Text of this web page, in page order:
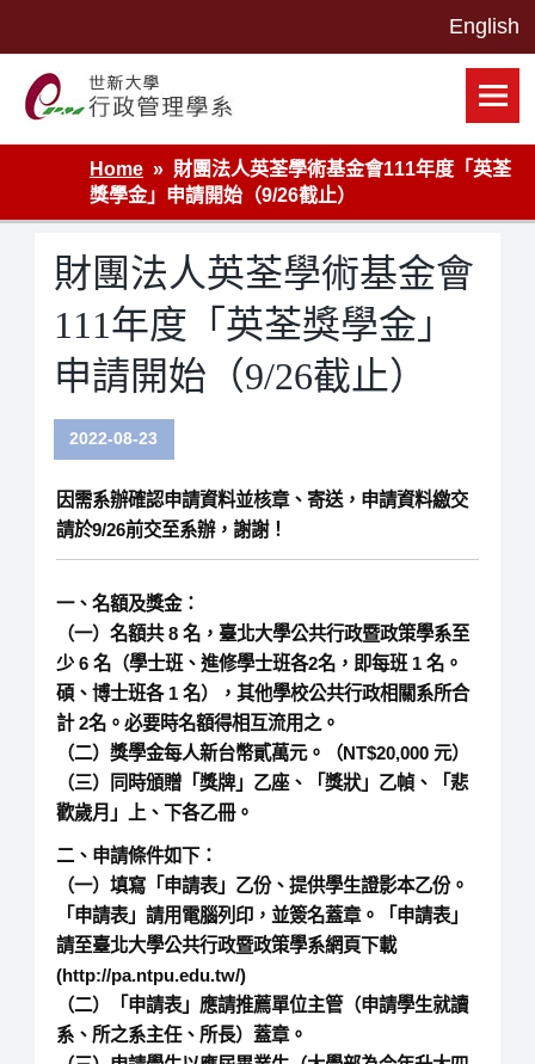
世新大學行政管理學系網站
Home
財團法人英荃學術基金會111年度「英荃
獎學金」申請開始（9/26截止）
財團法人英荃學術基金會
111年度「英荃獎學金」
申請開始（9/26截止）
2022-08-23
因需系辦確認申請資料並核章、寄送，申請資料繳交
請於9/26前交至系辦，謝謝！
一、名額及獎金：
（一）名額共 8 名，臺北大學公共行政暨政策學系至
少 6 名（學士班、進修學士班各2名，即每班 1 名。
碩、博士班各 1 名），其他學校公共行政相關系所合
計 2名。必要時名額得相互流用之。
（二）獎學金每人新台幣貳萬元。（NT$20,000 元）
（三）同時頒贈「獎牌」乙座、「獎狀」乙幀、「悲
歡歲月」上、下各乙冊。
二、申請條件如下：
（一）填寫「申請表」乙份、提供學生證影本乙份。
「申請表」請用電腦列印，並簽名蓋章。「申請表」
請至臺北大學公共行政暨政策學系網頁下載
(http://pa.ntpu.edu.tw/)
（二）「申請表」應請推薦單位主管（申請學生就讀
系、所之系主任、所長）蓋章。